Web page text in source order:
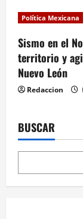
Política Mexicana
Sismo en el
territorio y
Nuevo León
Redaccion
BUSCAR